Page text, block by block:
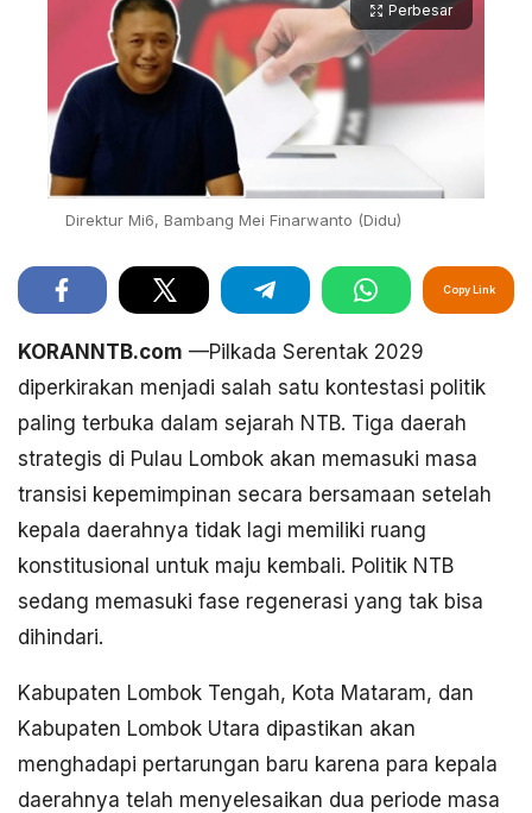
Perbesar
Direktur Mi6, Bambang Mei Finarwanto (Didu)
Copy Link
KORANNTB.com —Pilkada Serentak 2029
diperkirakan menjadi salah satu kontestasi politik
paling terbuka dalam sejarah NTB. Tiga daerah
strategis di Pulau Lombok akan memasuki masa
transisi kepemimpinan secara bersamaan setelah
kepala daerahnya tidak lagi memiliki ruang
konstitusional untuk maju kembali. Politik NTB
sedang memasuki fase regenerasi yang tak bisa
dihindari.
Kabupaten Lombok Tengah, Kota Mataram, dan
Kabupaten Lombok Utara dipastikan akan
menghadapi pertarungan baru karena para kepala
daerahnya telah menyelesaikan dua periode masa